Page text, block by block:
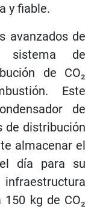
y fiable.
avanzados de
de
de CO₂
Este
de
de distribución
almacenar el
día para su
kg de CO₂